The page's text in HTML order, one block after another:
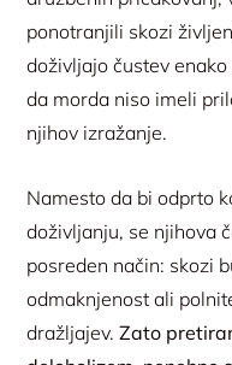
ponotranjili skozi
doživljajo čustev
da morda niso imeli
njihov izražanje.
Namesto da bi odprto
doživljanju, se njihova
posreden način: skozi
odmaknjenost ali
dražljajev. Zato